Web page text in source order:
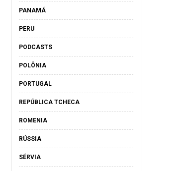
PANAMÁ
PERU
PODCASTS
POLÔNIA
PORTUGAL
REPÚBLICA TCHECA
ROMENIA
RÚSSIA
SÉRVIA